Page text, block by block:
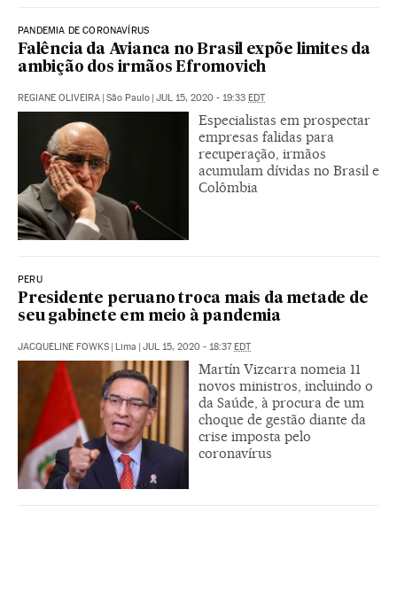
PANDEMIA DE CORONAVÍRUS
Falência da Avianca no Brasil expõe limites da
ambição dos irmãos Efromovich
REGIANE OLIVEIRA São Paulo JUL 15, 2020 - 19:33 EDT
Especialistas em prospectar
empresas falidas para
recuperação, irmãos
acumulam dívidas no Brasil e
Colômbia
PERU
Presidente peruano troca mais da metade de
seu gabinete em meio à pandemia
JACQUELINE FOWKS | Lima | JUL 15, 2020 - 18:37EDT
Martín Vizcarra nomeia 11
novos ministros, incluindo o
da Saúde, à procura de um
choque de gestão diante da
crise imposta pelo
coronavírus